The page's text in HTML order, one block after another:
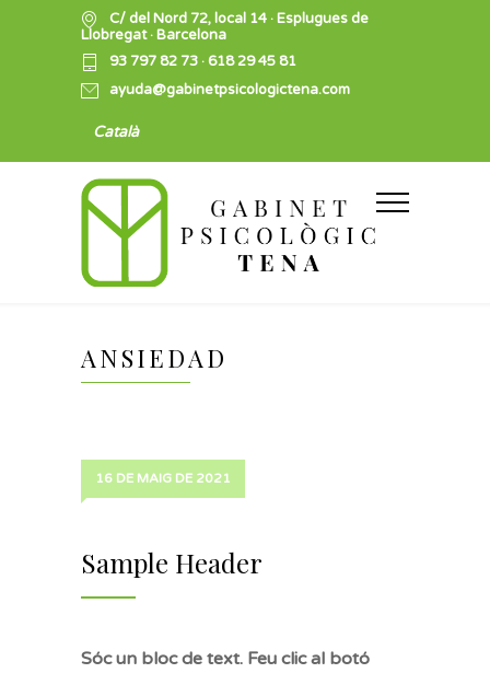
C/ del Nord 72, local 14 · Esplugues de
Llobregat · Barcelona
93 797 82 73 ·618 29 45 81
ayuda@gabinetpsicologictena.com
Català
ANSIEDAD
16 DE MAIG DE 2021
Sample Header
Sóc un bloc de text. Feu clic al botó